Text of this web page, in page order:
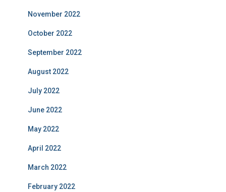
November 2022
October 2022
September 2022
August 2022
July 2022
June 2022
May 2022
April 2022
March 2022
February 2022